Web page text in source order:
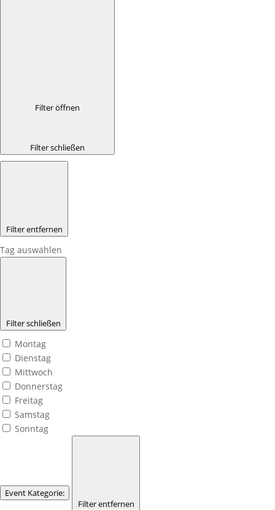
Filter öffnen
Filter schließen
Filter entfernen
Tag auswählen
Filter schließen
Montag
Dienstag
Mittwoch
Donnerstag
Freitag
Samstag
Sonntag
Event Kategorie:
Filter entfernen